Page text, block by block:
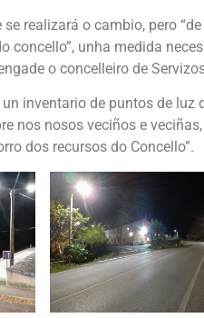
realizará o cambio, pero
concello”, unha medida
o concelleiro de
inventario de puntos de luz
nos nosos veciños e veciñas,
dos recursos do Concello”.